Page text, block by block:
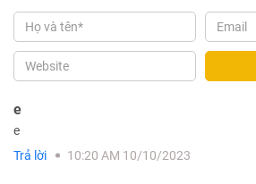
e
e
Trả lời
10:20 AM 10/10/2023